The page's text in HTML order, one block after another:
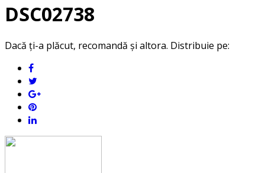
DSC02738
Dacă ți-a plăcut, recomandă și altora. Distribuie pe: